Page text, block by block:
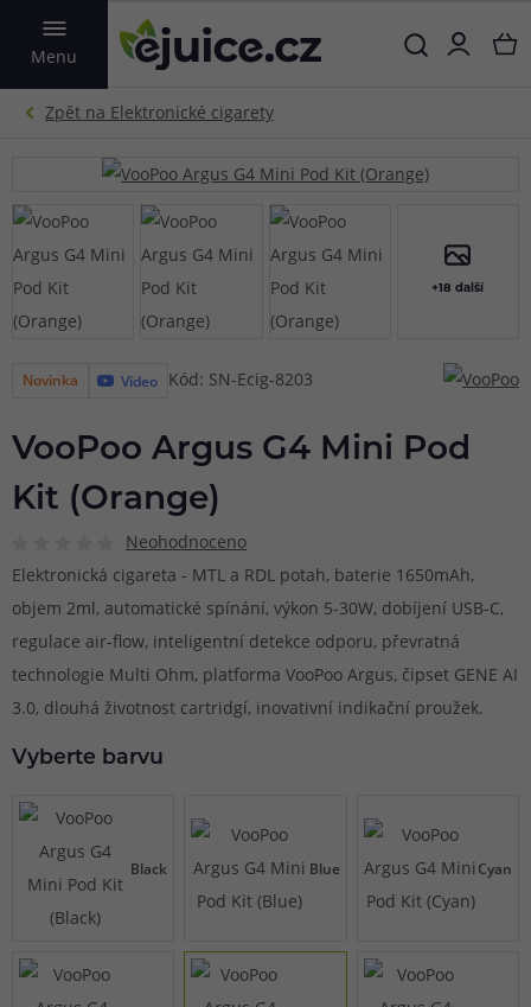
Menu
VYHLEDAT
+18 další
Novinka Video Kód: SN-Ecig-8203
VooPoo Argus G4 Mini Pod
Kit (Orange)
Neohodnoceno
Elektronická cigareta - MTL a RDL potah, baterie 1650mAh,
objem 2ml, automatické spínání, výkon 5-30W, dobíjení USB-C,
regulace air-flow, inteligentní detekce odporu, převratná
technologie Multi Ohm, platforma VooPoo Argus, čipset GENE AI
3.0, dlouhá životnost cartridgí, inovativní indikační proužek.
Vyberte barvu
Black Blue Cyan